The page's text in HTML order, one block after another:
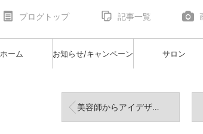
ブログトップ 記事一覧
美容師からアイデザイナーへ！新しい夢に向かってスタートです
ホーム お知らせ/キャンペーン サロン